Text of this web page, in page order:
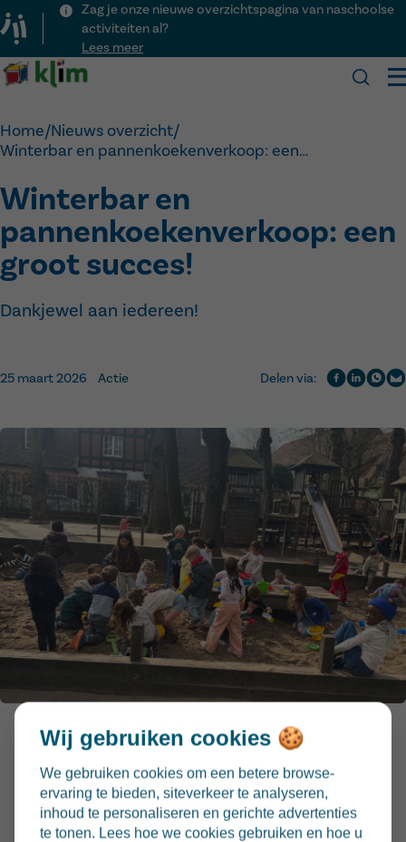
Klim
Zag je onze nieuwe overzichtspagina van naschoolse
activiteiten al?
Lees meer
Onze school
Over Klim
Visie
Team
Voor het eerst naar school
Ouderraad
Inschrijven
Schooluren
Menu
Veelgestelde vragen
Downloads
Kalender
Activiteiten
Lesvrije dagen
Nieuws
Kinderopvang
Contact
Home/Nieuws overzicht/
Winterbar en pannenkoekenverkoop: een…
Winterbar en
pannenkoekenverkoop: een
groot succes!
Dankjewel aan iedereen!
25 maart 2026 Actie Delen via:
Hartelijk dank voor jullie warme steun en
enthousiasme tijdens de winterbar en de
Wij gebruiken cookies 🍪
We gebruiken cookies om een betere browse-
ervaring te bieden, siteverkeer te analyseren,
inhoud te personaliseren en gerichte advertenties
te tonen. Lees hoe we cookies gebruiken en hoe u